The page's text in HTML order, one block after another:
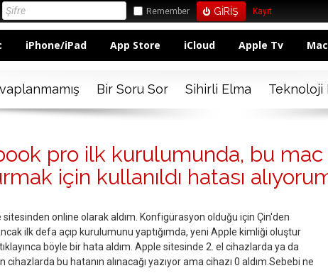
Remember Kayıt
iPhone/iPad App Store iCloud Apple Tv
Bir Soru Sor Sihirli Elma Teknoloji
pro ilk kurulumunda, bu
için kullanıldı hatası
sitesinden online olarak aldım. Konfigürasyon olduğu için Çin'den
ilk defa açıp kurulumunu yaptığımda, yeni Apple kimliği oluştur
böyle bir hata aldım. Apple sitesinde 2. el cihazlarda ya da
cihazlarda bu hatanın alınacağı yazıyor ama cihazı 0 aldım.Sebebi ne